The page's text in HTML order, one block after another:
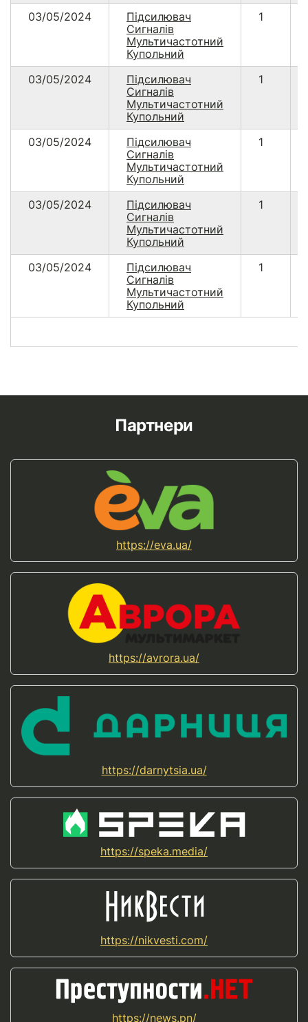
03/05/2024
Підсилювач
Сигналів
Мультичастотний
Купольний
1
03/05/2024
Підсилювач
Сигналів
Мультичастотний
Купольний
1
03/05/2024
Підсилювач
Сигналів
Мультичастотний
Купольний
1
03/05/2024
Підсилювач
Сигналів
Мультичастотний
Купольний
1
03/05/2024
Підсилювач
Сигналів
Мультичастотний
Купольний
1
Партнери
https://eva.ua/
https://avrora.ua/
https://darnytsia.ua/
https://speka.media/
https://nikvesti.com/
https://news.pn/